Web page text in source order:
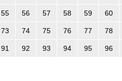
55 56 57 58 59 60
73 74 75 76 77 78
91 92 93 94 95 96